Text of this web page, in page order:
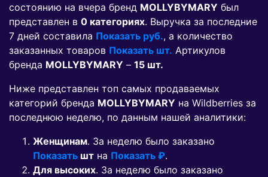
состоянию на вчера бренд MOLLYBYMARY был
представлен в 0 категориях. Выручка за последние
7 дней составила Показать руб., а количество
заказанных товаров Показать шт. Артикулов
бренда MOLLYBYMARY – 15 шт.
Ниже представлен топ самых продаваемых
категорий бренда MOLLYBYMARY на Wildberries за
последнюю неделю, по данным нашей аналитики:
Женщинам. За неделю было заказано
Показать шт на Показать ₽.
Для высоких. За неделю было заказано